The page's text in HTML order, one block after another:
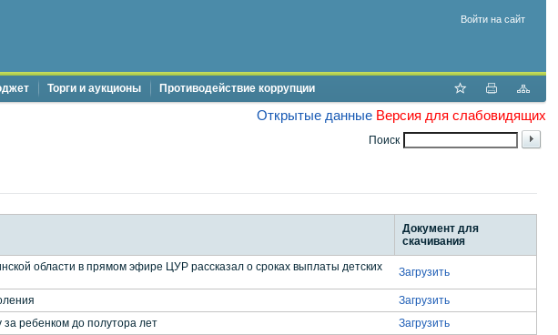
Войти на сайт
Торги и аукционы Противодействие коррупции
Открытые данные Версия для слабовидящих
Поиск
Документ для
скачивания
области в прямом эфире ЦУР рассказал о сроках выплаты детских
Загрузить
Загрузить
ребенком до полутора лет Загрузить